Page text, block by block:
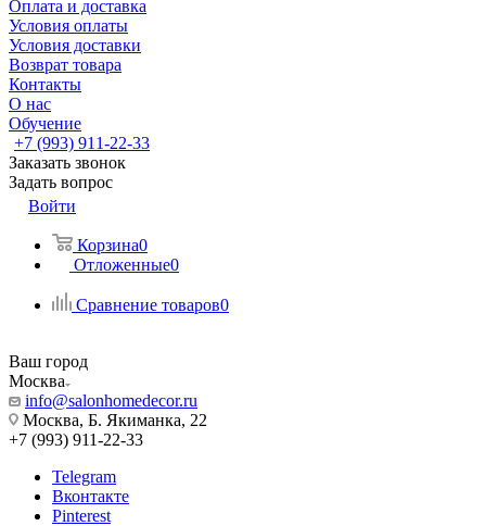
Оплата и доставка
Условия оплаты
Условия доставки
Возврат товара
Контакты
О нас
Обучение
+7 (993) 911-22-33
Заказать звонок
Задать вопрос
Войти
Корзина0
Отложенные0
Сравнение товаров0
Ваш город
Москва
info@salonhomedecor.ru
Москва, Б. Якиманка, 22
+7 (993) 911-22-33
Telegram
Вконтакте
Pinterest